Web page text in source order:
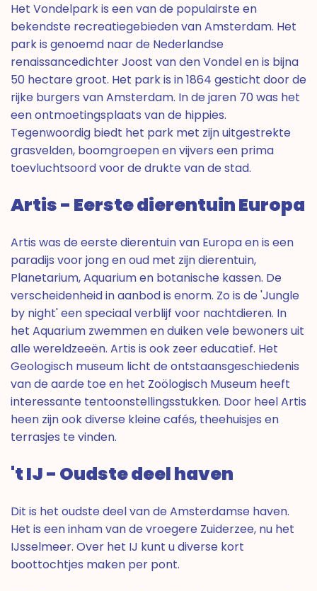
Het Vondelpark is een van de populairste en
bekendste recreatiegebieden van Amsterdam. Het
park is genoemd naar de Nederlandse
renaissancedichter Joost van den Vondel en is bijna
50 hectare groot. Het park is in 1864 gesticht door de
rijke burgers van Amsterdam. In de jaren 70 was het
een ontmoetingsplaats van de hippies.
Tegenwoordig biedt het park met zijn uitgestrekte
grasvelden, boomgroepen en vijvers een prima
toevluchtsoord voor de drukte van de stad.
Artis - Eerste dierentuin Europa
Artis was de eerste dierentuin van Europa en is een
paradijs voor jong en oud met zijn dierentuin,
Planetarium, Aquarium en botanische kassen. De
verscheidenheid in aanbod is enorm. Zo is de 'Jungle
by night' een speciaal verblijf voor nachtdieren. In
het Aquarium zwemmen en duiken vele bewoners uit
alle wereldzeeën. Artis is ook zeer educatief. Het
Geologisch museum licht de ontstaansgeschiedenis
van de aarde toe en het Zoölogisch Museum heeft
interessante tentoonstellingsstukken. Door heel Artis
heen zijn ook diverse kleine cafés, theehuisjes en
terrasjes te vinden.
't IJ - Oudste deel haven
Dit is het oudste deel van de Amsterdamse haven.
Het is een inham van de vroegere Zuiderzee, nu het
IJsselmeer. Over het IJ kunt u diverse kort
boottochtjes maken per pont.